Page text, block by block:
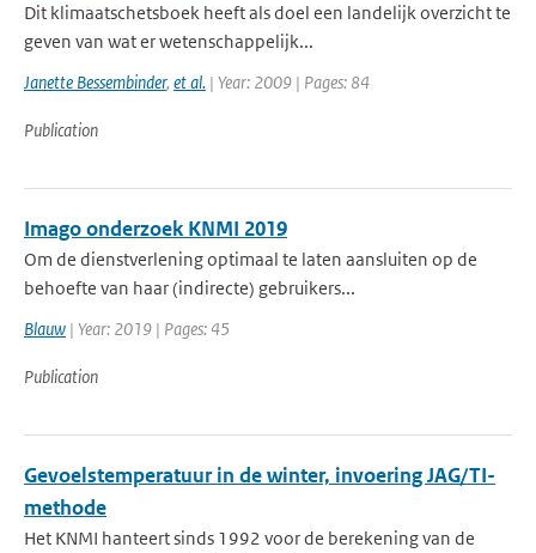
Dit klimaatschetsboek heeft als doel een landelijk overzicht te
geven van wat er wetenschappelijk...
Janette Bessembinder, et al. | Year: 2009 | Pages: 84
Publication
Imago onderzoek KNMI 2019
Om de dienstverlening optimaal te laten aansluiten op de
behoefte van haar (indirecte) gebruikers...
Blauw | Year: 2019 | Pages: 45
Publication
Gevoelstemperatuur in de winter, invoering JAG/TI-
methode
Het KNMI hanteert sinds 1992 voor de berekening van de